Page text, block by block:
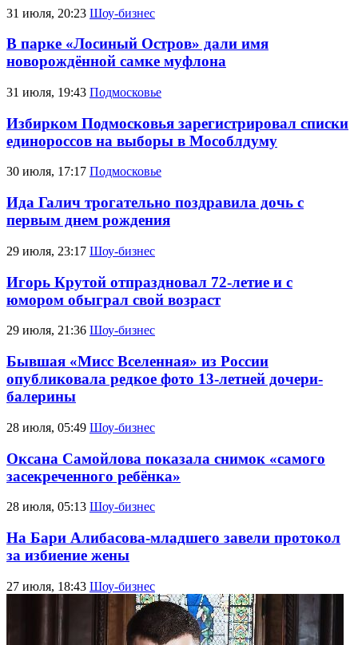
31 июля, 20:23 Шоу-бизнес
В парке «Лосиный Остров» дали имя
новорождённой самке муфлона
31 июля, 19:43 Подмосковье
Избирком Подмосковья зарегистрировал списки
единороссов на выборы в Мособлдуму
30 июля, 17:17 Подмосковье
Ида Галич трогательно поздравила дочь с
первым днем рождения
29 июля, 23:17 Шоу-бизнес
Игорь Крутой отпраздновал 72-летие и с
юмором обыграл свой возраст
29 июля, 21:36 Шоу-бизнес
Бывшая «Мисс Вселенная» из России
опубликовала редкое фото 13-летней дочери-
балерины
28 июля, 05:49 Шоу-бизнес
Оксана Самойлова показала снимок «самого
засекреченного ребёнка»
28 июля, 05:13 Шоу-бизнес
На Бари Алибасова-младшего завели протокол
за избиение жены
27 июля, 18:43 Шоу-бизнес